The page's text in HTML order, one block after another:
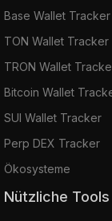
Base Wallet Tracker
TON Wallet Tracker
TRON Wallet
Bitcoin Wallet
SUI Wallet Tracker
Perp DEX Tracker
Ökosysteme
Nützliche Tools